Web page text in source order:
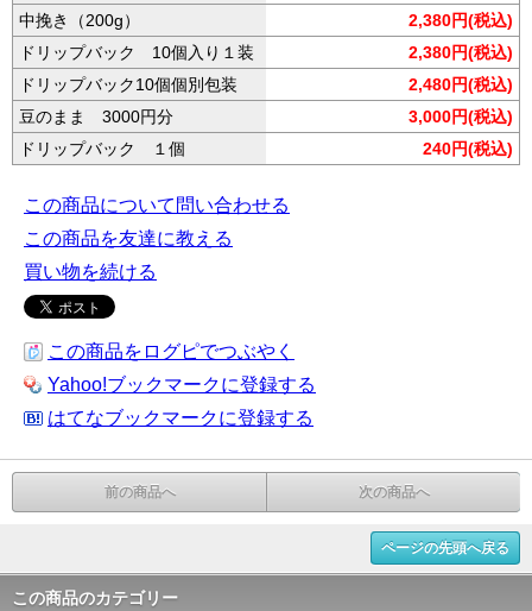
中挽き（200g）
2,380円(税込)
ドリップバック 10個入り１装
2,380円(税込)
ドリップバック10個個別包装
2,480円(税込)
豆のまま 3000円分
3,000円(税込)
ドリップバック １個
240円(税込)
この商品について問い合わせる
この商品を友達に教える
買い物を続ける
この商品をログピでつぶやく
Yahoo!ブックマークに登録する
はてなブックマークに登録する
前の商品へ 次の商品へ
ページの先頭へ戻る
この商品のカテゴリー